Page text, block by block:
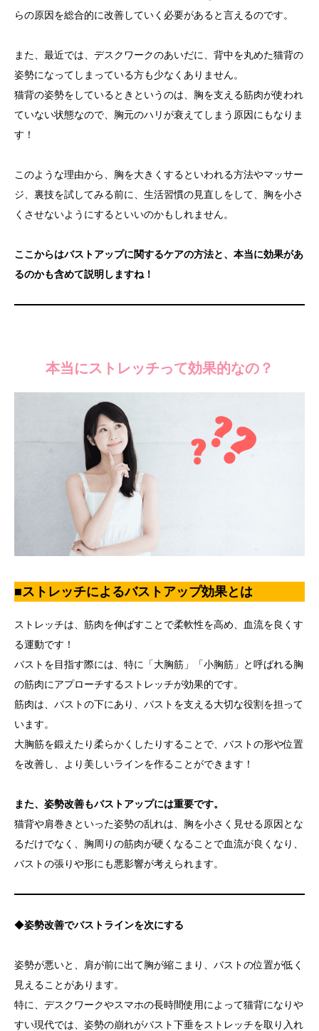
らの原因を総合的に改善していく必要があると言えるのです。
また、最近では、デスクワークのあいだに、背中を丸めた猫背の
姿勢になってしまっている方も少なくありません。
猫背の姿勢をしているときというのは、胸を支える筋肉が使われ
ていない状態なので、胸元のハリが衰えてしまう原因にもなりま
す！
このような理由から、胸を大きくするといわれる方法やマッサー
ジ、裏技を試してみる前に、生活習慣の見直しをして、胸を小さ
くさせないようにするといいのかもしれません。
ここからはバストアップに関するケアの方法と、本当に効果があ
るのかも含めて説明しますね！
本当にストレッチって効果的なの？
■ストレッチによるバストアップ効果とは
ストレッチは、筋肉を伸ばすことで柔軟性を高め、血流を良くす
る運動です！
バストを目指す際には、特に「大胸筋」「小胸筋」と呼ばれる胸
の筋肉にアプローチするストレッチが効果的です。
筋肉は、バストの下にあり、バストを支える大切な役割を担って
います。
大胸筋を鍛えたり柔らかくしたりすることで、バストの形や位置
を改善し、より美しいラインを作ることができます！
また、姿勢改善もバストアップには重要です。
猫背や肩巻きといった姿勢の乱れは、胸を小さく見せる原因とな
るだけでなく、胸周りの筋肉が硬くなることで血流が良くなり、
バストの張りや形にも悪影響が考えられます。
◆姿勢改善でバストラインを次にする
姿勢が悪いと、肩が前に出て胸が縮こまり、バストの位置が低く
見えることがあります。
特に、デスクワークやスマホの長時間使用によって猫背になりや
すい現代では、姿勢の崩れがバスト下垂をストレッチを取り入れ